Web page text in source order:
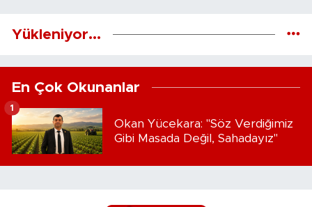
Yükleniyor...
En Çok Okunanlar
Okan Yücekara: "Söz Verdiğimiz
Gibi Masada Değil, Sahadayız"
1